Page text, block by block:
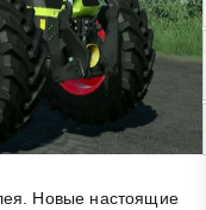
Новые настоящие